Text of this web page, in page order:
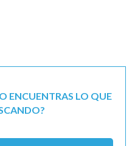
ENCUENTRAS LO QUE